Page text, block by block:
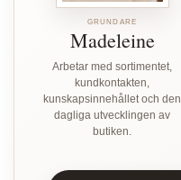
GRUNDARE
Madeleine
Arbetar med sortimentet,
kundkontakten,
kunskapsinnehållet och den
dagliga utvecklingen av
butiken.